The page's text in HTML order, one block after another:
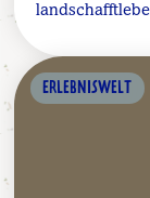
ERLEBNISWELT